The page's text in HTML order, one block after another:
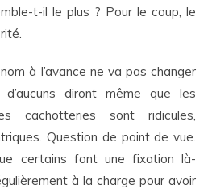
t-il le plus ? Pour le coup, le
à l’avance ne va pas changer
diront même que les
cachotteries sont ridicules,
Question de point de vue.
certains font une fixation là-
à la charge pour avoir